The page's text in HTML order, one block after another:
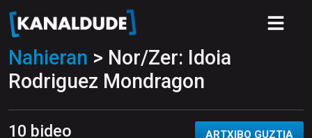
Nahieran > Nor/Zer: Idoia
Rodriguez Mondragon
10 bideo ARTXIBO GUZTIA